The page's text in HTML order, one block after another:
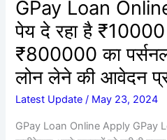
GPay Loan
पेय दे रहा है
₹800000 का
लोन लेने की आवेदन
Latest Update / May 23, 2024
GPay Loan Online Apply GPay
से
लेकर
₹800000
का
पर्सनल
लोन
,